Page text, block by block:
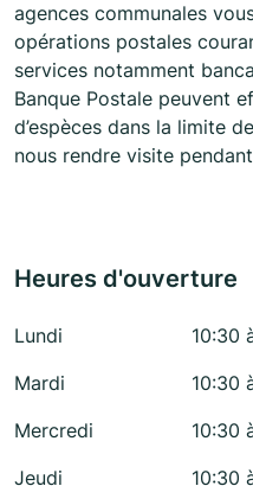
agences communales
opérations postales
services notamment
Banque Postale peuvent
d’espèces dans la limite
nous rendre visite
Heures d'ouverture
Lundi
10:30
Mardi
10:30
Mercredi
10:30
Jeudi
10:30